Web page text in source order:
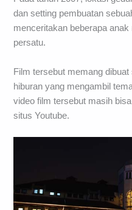
dan setting pembuatan
menceritakan beberapa
persatu.
Film tersebut memang
hiburan yang mengambil
video film tersebut masih
situs Youtube.